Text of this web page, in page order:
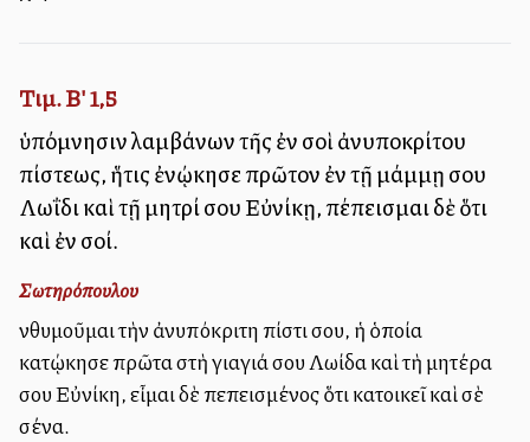
Τιμ. Β' 1,5
ὑπόμνησιν λαμβάνων τῆς ἐν σοὶ ἀνυποκρίτου
πίστεως, ἥτις ἐνῴκησε πρῶτον ἐν τῇ μάμμῃ σου
Λωΐδι καὶ τῇ μητρί σου Εὐνίκῃ, πέπεισμαι δὲ ὅτι
καὶ ἐν σοί.
Σωτηρόπουλου
Ἐνθυμοῦμαι τὴν ἀνυπόκριτη πίστι σου, ἡ ὁποία
κατῴκησε πρῶτα στὴ γιαγιά σου Λωίδα καὶ τὴ μητέρα
σου Εὐνίκη, εἶμαι δὲ πεπεισμένος ὅτι κατοικεῖ καὶ σὲ
σένα.